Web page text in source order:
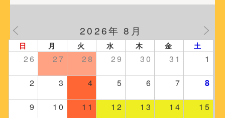
2026年 8月
日 月 火 水 木 金 土
26 27 28 29 30 31 1
2 3 4 5 6 7 8
9 10 11 12 13 14 15